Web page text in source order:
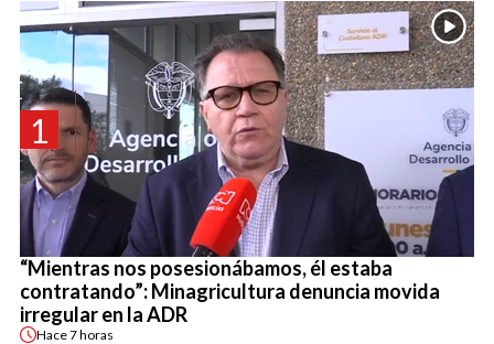
1
“Mientras nos posesionábamos, él estaba
contratando”: Minagricultura denuncia movida
irregular en la ADR
Hace7 horas